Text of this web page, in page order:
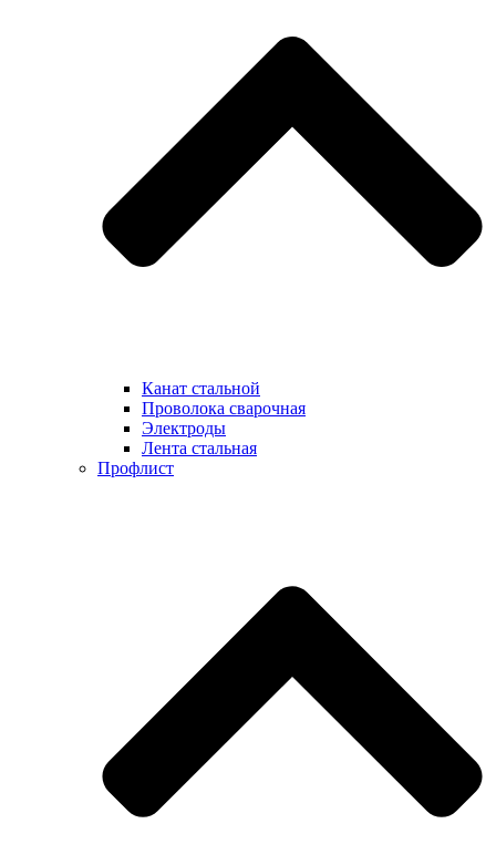
Канат стальной
Проволока сварочная
Электроды
Лента стальная
Профлист